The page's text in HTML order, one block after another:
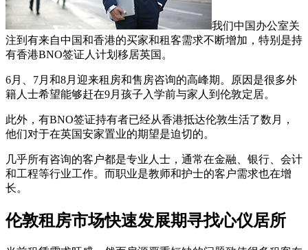
我们中国办公室关
注到有来自中国和香港的买家和租客需求不断增加，特别是持
有香港BNO签证人计划移居英国。
6月、7月和8月迎来租房和售房咨询的高峰期。原因是很多外
籍人士希望能够赶在9月孩子入学前与家人到伦敦定居。
此外，有BNO签证持有者已经从香港抵达伦敦生活了数月，
他们对于在英国安家置业的期望是迫切的。
几乎所有咨询的客户都是专业人士，通常在金融、银行、会计
和工程等行业工作。而职业是教师和护士的客户需求也在增
长。
伦敦租房市场快速发展期寻找心仪居所